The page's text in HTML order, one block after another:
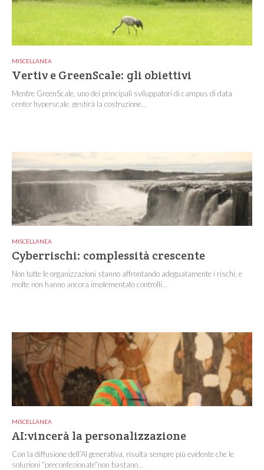
MISCELLANEA
Vertiv e GreenScale: gli obiettivi
Mentre GreenScale, uno dei principali sviluppatori di campus di data
center hyperscale, gestirà la costruzione...
MISCELLANEA
Cyberrischi: complessità crescente
Non tutte le organizzazioni stanno affrontando adeguatamente i rischi, e
molte non hanno ancora implementato controlli...
MISCELLANEA
AI:vincerà la personalizzazione
Con la diffusione dell’AI generativa, risulta sempre più evidente che le
soluzioni “preconfezionate”non bastano...